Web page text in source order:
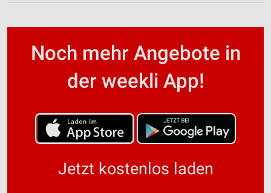
Noch mehr Angebote in
der weekli App!
Jetzt kostenlos laden